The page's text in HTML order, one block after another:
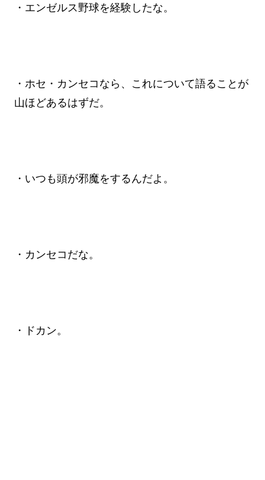
・エンゼルス野球を経験したな。
・ホセ・カンセコなら、これについて語ることが
山ほどあるはずだ。
・いつも頭が邪魔をするんだよ。
・カンセコだな。
・ドカン。